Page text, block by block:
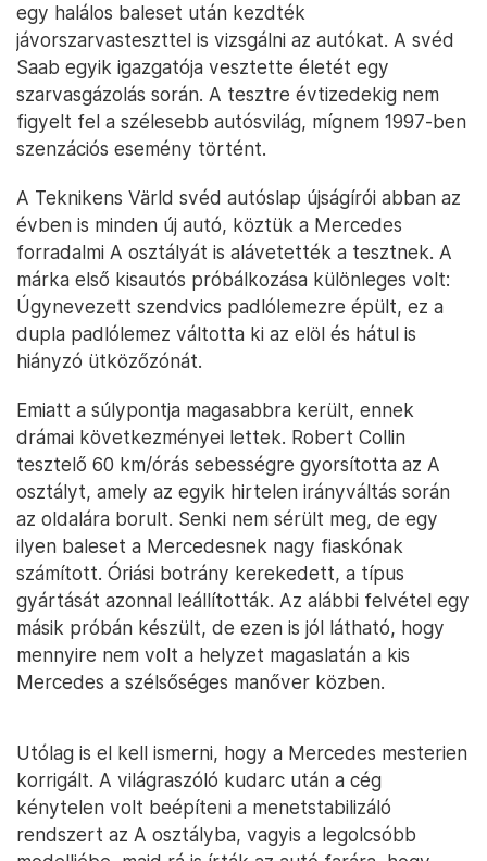
egy halálos baleset után kezdték
jávorszarvasteszttel is vizsgálni az autókat. A svéd
Saab egyik igazgatója vesztette életét egy
szarvasgázolás során. A tesztre évtizedekig nem
figyelt fel a szélesebb autósvilág, mígnem 1997-ben
szenzációs esemény történt.
A Teknikens Värld svéd autóslap újságírói abban az
évben is minden új autó, köztük a Mercedes
forradalmi A osztályát is alávetették a tesztnek. A
márka első kisautós próbálkozása különleges volt:
Úgynevezett szendvics padlólemezre épült, ez a
dupla padlólemez váltotta ki az elöl és hátul is
hiányzó ütközőzónát.
Emiatt a súlypontja magasabbra került, ennek
drámai következményei lettek. Robert Collin
tesztelő 60 km/órás sebességre gyorsította az A
osztályt, amely az egyik hirtelen irányváltás során
az oldalára borult. Senki nem sérült meg, de egy
ilyen baleset a Mercedesnek nagy fiaskónak
számított. Óriási botrány kerekedett, a típus
gyártását azonnal leállították. Az alábbi felvétel egy
másik próbán készült, de ezen is jól látható, hogy
mennyire nem volt a helyzet magaslatán a kis
Mercedes a szélsőséges manőver közben.
Utólag is el kell ismerni, hogy a Mercedes mesterien
korrigált. A világraszóló kudarc után a cég
kénytelen volt beépíteni a menetstabilizáló
rendszert az A osztályba, vagyis a legolcsóbb